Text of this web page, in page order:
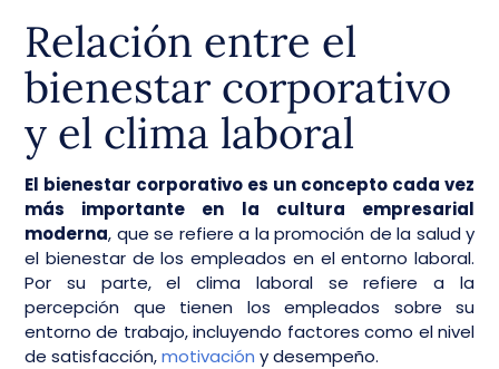
Relación entre el
bienestar corporativo
y el clima laboral
El bienestar corporativo es un concepto cada vez
más importante en la cultura empresarial
moderna, que se refiere a la promoción de la salud y
el bienestar de los empleados en el entorno laboral.
Por su parte, el clima laboral se refiere a la
percepción que tienen los empleados sobre su
entorno de trabajo, incluyendo factores como el nivel
de satisfacción,motivación y desempeño.